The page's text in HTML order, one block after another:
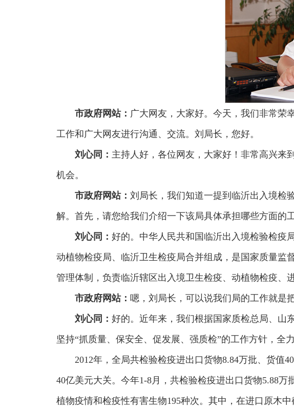
市政府网站： 广大网友，大家好。今天，我们非常荣
工作和广大网友进行沟通、交流。刘局长，您好。
刘心同： 主持人好，各位网友，大家好！非常高兴来
机会。
市政府网站： 刘局长，我们知道一提到临沂出入境检
解。首先，请您给我们介绍一下该局具体承担哪些方面的
刘心同： 好的。中华人民共和国临沂出入境检验检疫
动植物检疫局、临沂卫生检疫局合并组成，是国家质量监
管理体制，负责临沂辖区出入境卫生检疫、动植物检疫、
市政府网站： 嗯，刘局长，可以说我们局的工作就是
刘心同： 好的。近年来，我们根据国家质检总局、山
坚持“抓质量、保安全、促发展、强质检”的工作方针，全
2012年，全局共检验检疫进出口货物8.84万批、货值
40亿美元大关。今年1-8月，共检验检疫进出口货物5.88
植物疫情和检疫性有害生物195种次。其中，在进口原木